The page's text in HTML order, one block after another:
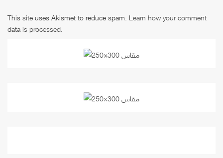
This site uses Akismet to reduce spam. Learn how your comment
data is processed.